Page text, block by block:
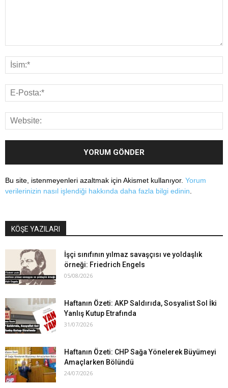
Bu site, istenmeyenleri azaltmak için Akismet kullanıyor. Yorum
verilerinizin nasıl işlendiği hakkında daha fazla bilgi edinin.
KÖŞE YAZILARI
İşçi sınıfının yılmaz savaşçısı ve yoldaşlık
örneği: Friedrich Engels
05/08/2026
Haftanın Özeti: AKP Saldırıda, Sosyalist Sol İki
Yanlış Kutup Etrafında
31/07/2026
Haftanın Özeti: CHP Sağa Yönelerek Büyümeyi
Amaçlarken Bölündü
24/07/2026